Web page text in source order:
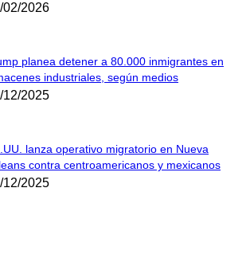
02/2026
planea detener a 80.000 inmigrantes en
industriales, según medios
12/2025
lanza operativo migratorio en Nueva
contra centroamericanos y mexicanos
12/2025